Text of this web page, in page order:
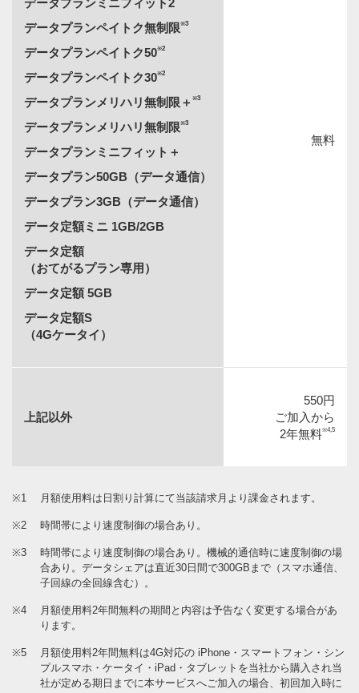
データプランペイトク無制限※3
データプランペイトク50※2
データプランペイトク30※2
データプランメリハリ無制限＋ ※3
データプランメリハリ無制限※3
データプランミニフィット＋
データプラン50GB（データ通信）
データプラン3GB（データ通信）
データ定額ミニ 1GB/2GB
データ定額
（おてがるプラン専用）
データ定額 5GB
データ定額S
（4Gケータイ）
無料
上記以外
550円
ご加入から
2年無料※4,5
※1 月額使用料は日割り計算にて当該請求月より課金されます。
※2 時間帯により速度制御の場合あり。
※3
時間帯により速度制御の場合あり。機械的通信時に速度制御の場
合あり。データシェアは直近30日間で300GBまで（スマホ通信、
子回線の全回線含む）。
※4
月額使用料2年間無料の期間と内容は予告なく変更する場合があ
ります。
※5
月額使用料2年間無料は4G対応の iPhone・スマートフォン・シン
プルスマホ・ケータイ・iPad・タブレットを当社から購入され当
社が定める期日までに本サービスへご加入の場合、初回加入時に